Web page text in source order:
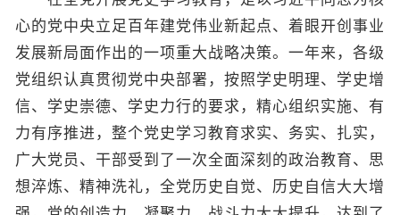
心的党中央立足百年建党伟业新起点、着眼开创事业
发展新局面作出的一项重大战略决策。一年来，各级
党组织认真贯彻党中央部署，按照学史明理、学史增
信、学史崇德、学史力行的要求，精心组织实施、有
力有序推进，整个党史学习教育求实、务实、扎实，
广大党员、干部受到了一次全面深刻的政治教育、思
想淬炼、精神洗礼，全党历史自觉、历史自信大大增